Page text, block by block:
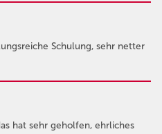
Schulung, sehr netter
hat sehr geholfen, ehrliches